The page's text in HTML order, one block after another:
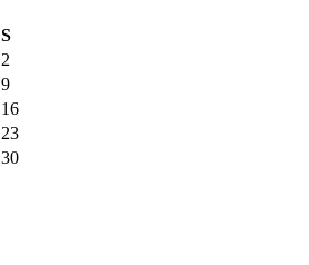
S
2
9
16
23
30